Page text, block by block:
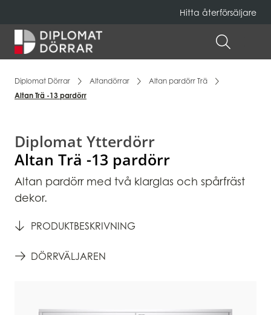
Hitta återförsäljare
ÖPPNA
Diplomat Dörrar Altandörrar
Altan pardörr Trä
Altan Trä -13 pardörr
Diplomat Ytterdörr
Altan Trä -13 pardörr
Altan pardörr med två klarglas och spårfräst
dekor.
PRODUKTBESKRIVNING
DÖRRVÄLJAREN